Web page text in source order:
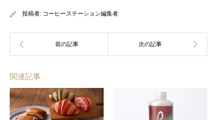
投稿者: コーヒーステーション編集者
関連記事